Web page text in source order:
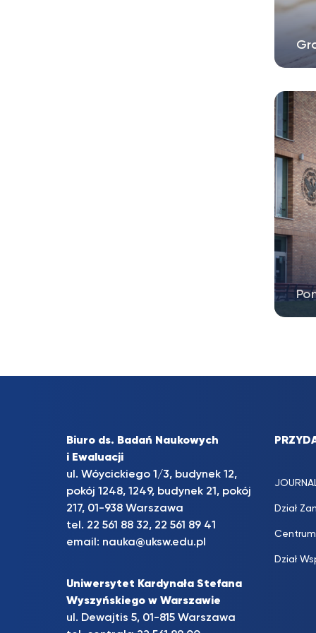
Biuro ds. Badań Naukowych
i Ewaluacji
ul. Wóycickiego 1/3, budynek 12,
pokój 1248, 1249, budynek 21, pokój
217, 01-938 Warszawa
tel. 22 561 88 32, 22 561 89 41
email: nauka@uksw.edu.pl
Uniwersytet Kardynała Stefana
Wyszyńskiego w Warszawie
ul. Dewajtis 5, 01-815 Warszawa
Dział
Dział